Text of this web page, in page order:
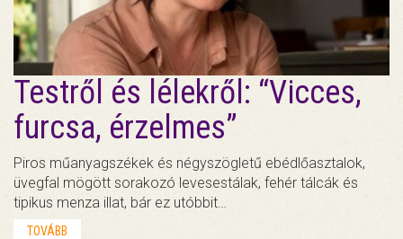
Testről és lélekről: “Vicces,
furcsa, érzelmes”
Piros műanyagszékek és négyszögletű ebédlőasztalok,
üvegfal mögött sorakozó levesestálak, fehér tálcák és
tipikus menza illat, bár ez utóbbit…
TOVÁBB